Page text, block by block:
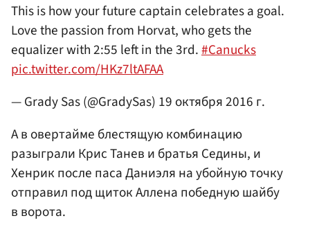
This is how your future captain celebrates a goal.
Love the passion from Horvat, who gets the
equalizer with 2:55 left in the 3rd.#Canucks
pic.twitter.com/HKz7ltAFAA
— Grady Sas (@GradySas) 19 октября 2016 г.
А в овертайме блестящую комбинацию
разыграли Крис Танев и братья Седины, и
Хенрик после паса Даниэля на убойную точку
отправил под щиток Аллена победную шайбу
в ворота.